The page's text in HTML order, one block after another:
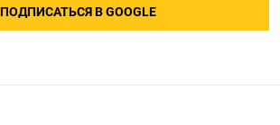
ПОДПИСАТЬСЯ В GOOGLE